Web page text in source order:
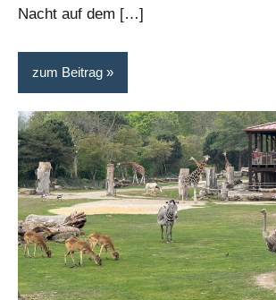
Nacht auf dem […]
zum Beitrag